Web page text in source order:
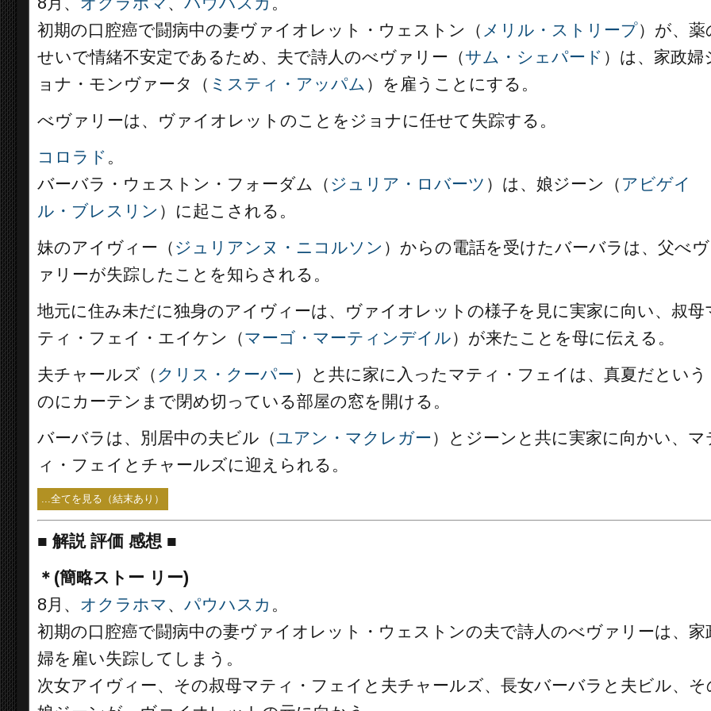
初期の口腔癌で闘病中の妻ヴァイオレット・ウェストン（ メリル・ストリープ）が、薬
せいで情緒不安定であるため、夫で詩人のべヴァリー（サム・シェパード ）は、家政婦
ョナ・モンヴァータ（ ミスティ・アッパム ）を雇うことにする。
べヴァリーは、ヴァイオレットのことをジョナに任せて失踪する。
コロラド 。
バーバラ・ウェストン・フォーダム（ ジュリア・ロバーツ ）は、娘ジーン（ アビゲイ
ル・ブレスリン ）に起こされる。
妹のアイヴィー（ ジュリアンヌ・ニコルソン ）からの電話を受けたバーバラは、父べヴ
ァリーが失踪したことを知らされる。
地元に住み未だに独身のアイヴィーは、ヴァイオレットの様子を見に実家に向い、叔母
ティ・フェイ・エイケン（マーゴ・マーティンデイル）が来たことを母に伝える。
夫チャールズ（ クリス・クーパー）と共に家に入ったマティ・フェイは、真夏だという
のにカーテンまで閉め切っている部屋の窓を開ける。
バーバラは、別居中の夫ビル（ユアン・マクレガー）とジーンと共に実家に向かい、マ
ィ・フェイとチャールズに迎えられる。
...全てを見る（結末あり）
■ 解説 評価 感想 ■
＊(簡略ストー リー)
8月、 オクラホマ 、 パウハスカ 。
初期の口腔癌で闘病中の妻ヴァイオレット・ウェストンの夫で詩人のべヴァリーは、家
婦を雇い失踪してしまう。
次女アイヴィー、その叔母マティ・フェイと夫チャールズ、長女バーバラと夫ビル、そ